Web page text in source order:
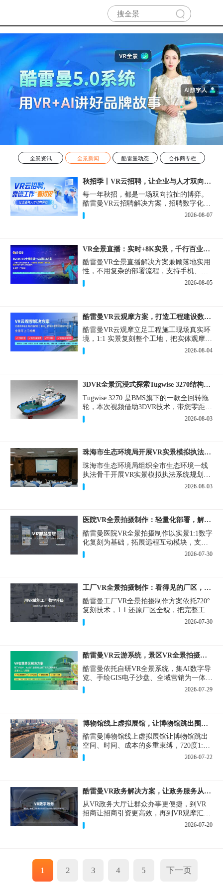
全景资讯 全景新闻 酷雷曼动态 合作商专栏
秋招季丨VR云招聘，让企业与人才双向奔赴！
每一年秋招，都是一场双向拉扯的博弈。
酷雷曼VR云招聘解决方案，招聘数字化的
实用工具，告别“信息博弈”，真正实现企
业与人才双向奔赴。
2026-08-07
VR全景直播：实时+8K实景，千行百业的数字化利器
酷雷曼VR全景直播解决方案兼顾落地实用
性，不用复杂的部署流程，支持手机、网
页多端访问，解决各行各业 “看得见、信
得过、降成本、提转化” 的实际难题。
2026-08-05
酷雷曼VR云观摩方案，打造工程建设数字化观摩新范式
酷雷曼VR云观摩立足工程施工现场真实环
境，1:1 实景复刻整个工地，把实体观摩会
完整搬到云端线上，兼顾线下实体观摩与
线上云观摩双重需求，为施工单位、建设
2026-08-04
3DVR全景沉浸式探索Tugwise 3270结构一览
Tugwise 3270 是BMS旗下的一款全回转拖
轮，本次视频借助3DVR技术，带您零距离
透视这艘拖轮的内外构造，沉浸式探索每
一处细节。
2026-08-03
珠海市生态环境局开展VR实景模拟执法专题培训
珠海市生态环境局组织全市生态环境一线
执法骨干开展VR实景模拟执法系统规划建
设和教学培训，持续推进科技赋能生态环
境执法，夯实队伍办案“基本功”。
2026-08-03
医院VR全景拍摄制作：轻量化部署，解决医患真实痛点
酷雷曼医院VR全景拍摄制作以实景1:1数字
化复刻为基础，拓展远程互动模块，支持
定制，轻量化搭建部署，可挂载在公众
号、官网等线上平台。
2026-07-30
工厂VR全景拍摄制作：看得见的厂区，省下来的成本
酷雷曼工厂VR全景拍摄制作方案依托720°
复刻技术，1:1 还原厂区全貌，把完整工厂
搬进手机、电脑大屏，既是工厂对外拓客
的数字化名片，也是内部管理、人员培训
2026-07-30
酷雷曼VR云游系统，景区VR全景拍摄制作一站式落地
酷雷曼依托自研VR全景系统，集AI数字导
览、手绘GIS电子沙盘、全域营销为一体，
打造从VR全景拍摄制作到成熟VR云游落
地案例。
2026-07-29
博物馆线上虚拟展馆，让博物馆跳出围墙让历史随处可及
酷雷曼博物馆线上虚拟展馆让博物馆跳出
空间、时间、成本的多重束缚，720度1:1
实景复刻的VR数字展厅，已经成为博物馆
数字化刚需新基建。
2026-07-22
酷雷曼VR政务解决方案，让政务服务从“看得见”开始
从VR政务大厅让群众办事更便捷，到VR
招商让招商引资更高效，再到VR观摩汇报
让政务成果更直观，酷雷曼VR政务解决方
案，解锁政务服务新体验，让服务从“看得
2026-07-20
1 2 3 4 5 下一页